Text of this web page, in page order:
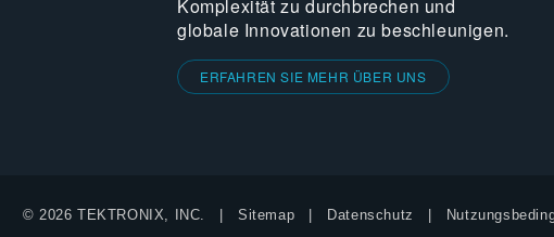
Komplexität zu durchbrechen und
globale Innovationen zu beschleunigen.
ERFAHREN SIE MEHR ÜBER UNS
© 2026 TEKTRONIX, INC. Sitemap Datenschutz